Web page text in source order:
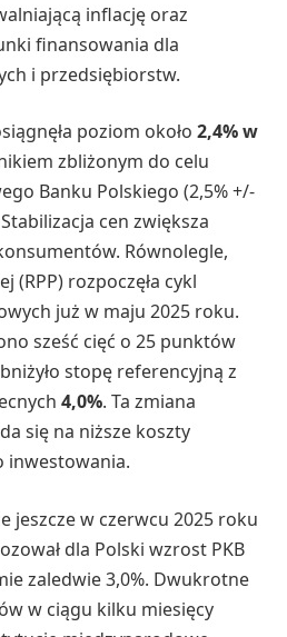
inflację oraz
finansowania dla
i przedsiębiorstw.
poziom około 2,4% w
zbliżonym do celu
Banku Polskiego (2,5% +/-
cen zwiększa
Równolegle,
(RPP) rozpoczęła cykl
już w maju 2025 roku.
sześć cięć o 25 punktów
stopę referencyjną z
4,0%. Ta zmiana
się na niższe koszty
inwestowania.
jeszcze w czerwcu 2025 roku
dla Polski wzrost PKB
zaledwie 3,0%. Dwukrotne
w ciągu kilku miesięcy